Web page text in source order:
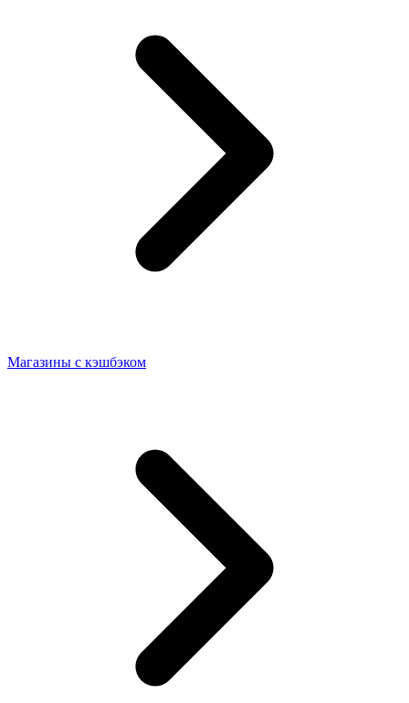
Магазины с кэшбэком